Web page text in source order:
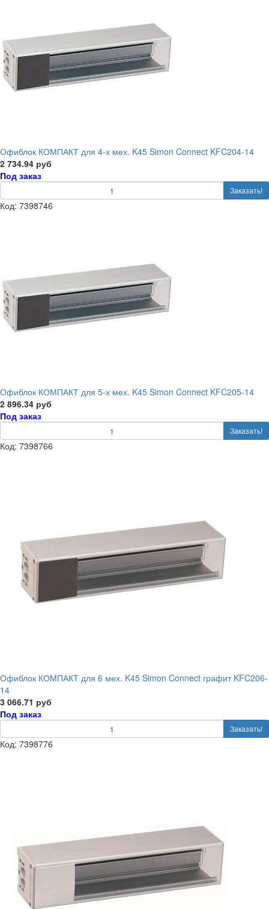
Офиблок КОМПАКТ для 4-х мех. K45 Simon Connect KFC204-14
2 734.94 руб
Под заказ
Заказать!
Код: 7398746
Офиблок КОМПАКТ для 5-х мех. K45 Simon Connect KFC205-14
2 896.34 руб
Под заказ
Заказать!
Код: 7398766
Офиблок КОМПАКТ для 6 мех. K45 Simon Connect графит KFC206-
14
3 066.71 руб
Под заказ
Заказать!
Код: 7398776